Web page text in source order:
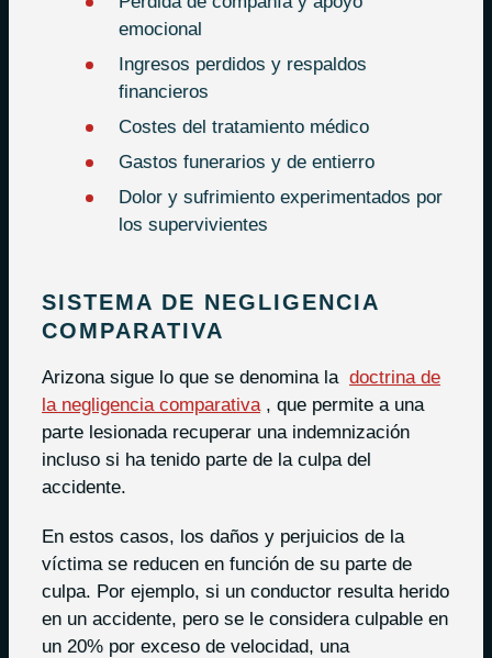
emocional
Ingresos perdidos y respaldos
financieros
Costes del tratamiento médico
Gastos funerarios y de entierro
Dolor y sufrimiento experimentados por
los supervivientes
SISTEMA DE NEGLIGENCIA
COMPARATIVA
Arizona sigue lo que se denomina la doctrina de
la negligencia comparativa , que permite a una
parte lesionada recuperar una indemnización
incluso si ha tenido parte de la culpa del
accidente.
En estos casos, los daños y perjuicios de la
víctima se reducen en función de su parte de
culpa. Por ejemplo, si un conductor resulta herido
en un accidente, pero se le considera culpable en
un 20% por exceso de velocidad, una